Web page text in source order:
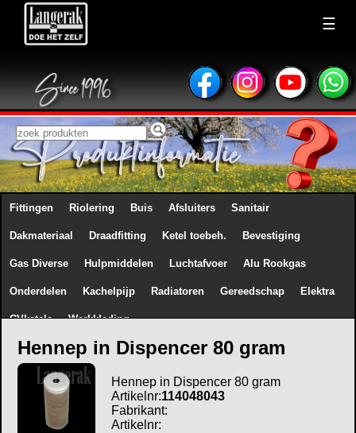
☰
Fittingen Riolering Buis Afsluiters Sanitair
Dakmateriaal Draadfitting Ketel toebeh. Bevestiging
Gas Diverse Hulpmiddelen Luchtafvoer Alu Rookgas
Onderdelen Kachelpijp Radiatoren Gereedschap Elektra
CVketels Werkkleding
Hennep in Dispencer 80 gram
Hennep in Dispencer 80 gram
Artikelnr:114048043
Fabrikant:
Artikelnr: